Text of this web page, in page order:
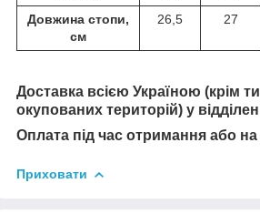
Довжина стопи,
см
26,5 27
Доставка всією Україною (крім
окупованих територій) у
Оплата під час отримання або на
Приховати